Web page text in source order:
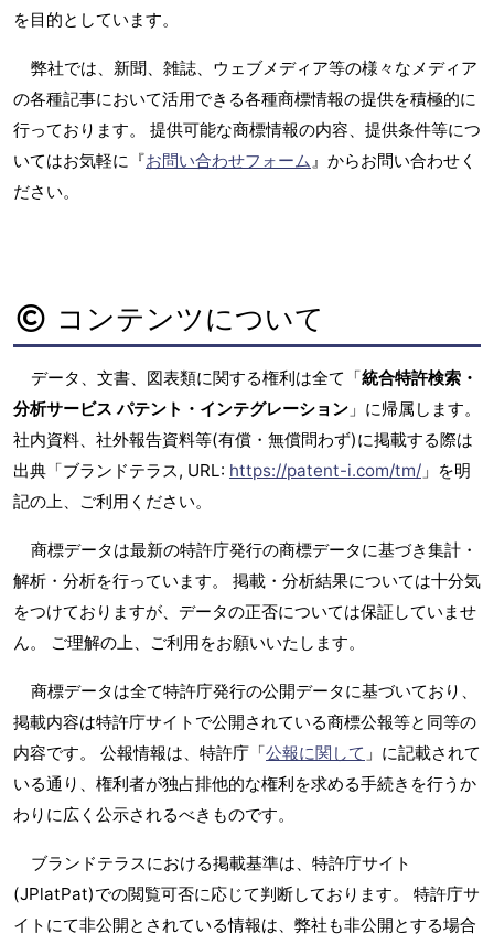
を目的としています。
弊社では、新聞、雑誌、ウェブメディア等の様々なメディア
の各種記事において活用できる各種商標情報の提供を積極的に
行っております。 提供可能な商標情報の内容、提供条件等につ
いてはお気軽に『お問い合わせフォーム』からお問い合わせく
ださい。
コンテンツについて
データ、文書、図表類に関する権利は全て「統合特許検索・
分析サービス パテント・インテグレーション 」に帰属します。
社内資料、社外報告資料等(有償・無償問わず)に掲載する際は
出典「ブランドテラス, URL: https://patent-i.com/tm/ 」を明
記の上、ご利用ください。
商標データは最新の特許庁発行の商標データに基づき集計・
解析・分析を行っています。 掲載・分析結果については十分気
をつけておりますが、データの正否については保証していませ
ん。 ご理解の上、ご利用をお願いいたします。
商標データは全て特許庁発行の公開データに基づいており、
掲載内容は特許庁サイトで公開されている商標公報等と同等の
内容です。 公報情報は、特許庁「公報に関して 」に記載されて
いる通り、権利者が独占排他的な権利を求める手続きを行うか
わりに広く公示されるべきものです。
ブランドテラスにおける掲載基準は、特許庁サイト
(JPlatPat)での閲覧可否に応じて判断しております。 特許庁サ
イトにて非公開とされている情報は、弊社も非公開とする場合